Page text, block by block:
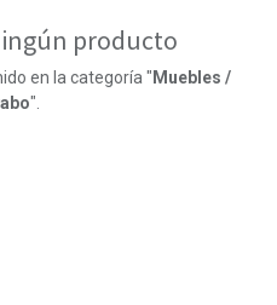
producto
en la categoría " Muebles /
".